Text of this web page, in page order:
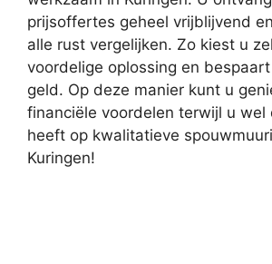
prijsoffertes geheel vrijblijvend
alle rust vergelijken. Zo kiest u
voordelige oplossing en
geld. Op deze manier kunt u
financiële voordelen terwijl u wel
heeft op kwalitatieve
Kuringen!